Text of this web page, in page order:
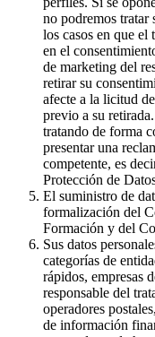
no podremos tratar
los casos en que el
en el
de marketing del
retirar su
afecte a la licitud
previo a su
tratando de forma
presentar una
competente, es
Protección de
El suministro de
formalización del
Formación y del
Sus datos
categorías de
rápidos, empresas
responsable del
operadores
de información